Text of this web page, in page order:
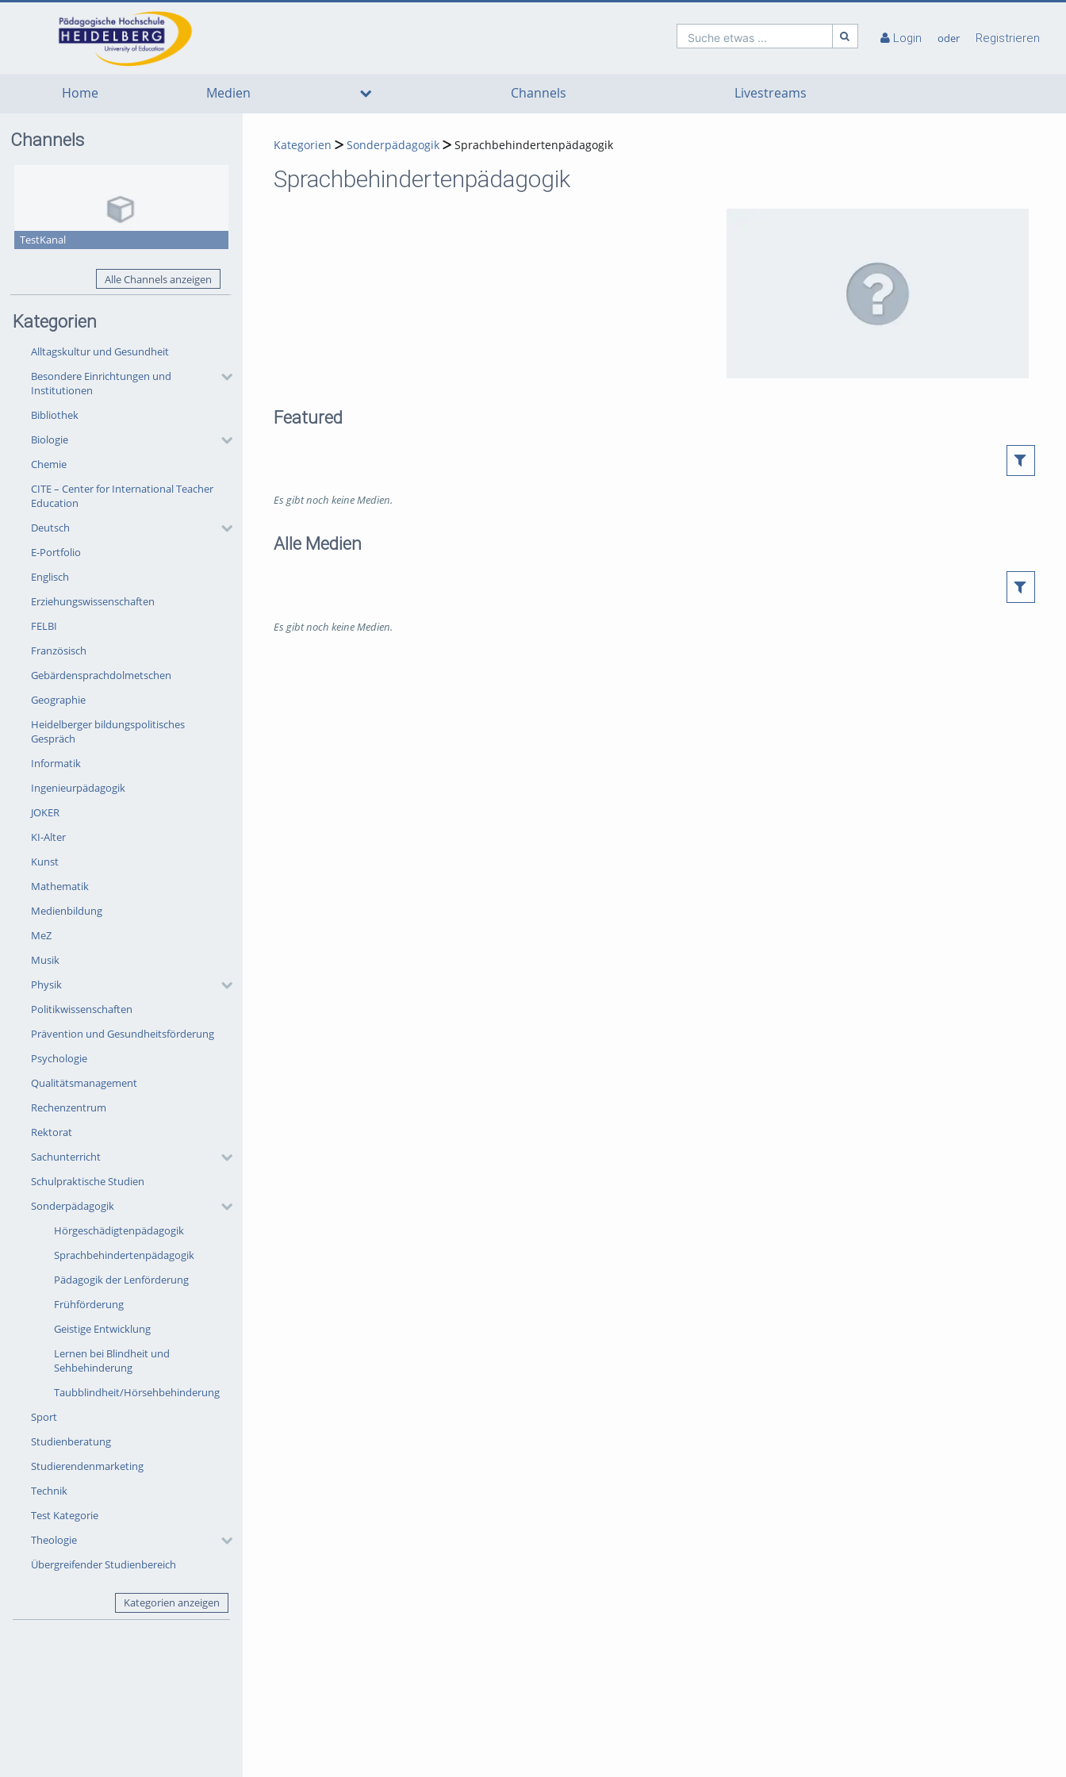
Suche etwas ... Login oder Registrieren
Home Medien Channels Livestreams
Channels
TestKanal
Alle Channels anzeigen
Kategorien
Alltagskultur und Gesundheit
Besondere Einrichtungen und
Institutionen
Bibliothek
Biologie
Chemie
CITE – Center for International Teacher
Education
Deutsch
E-Portfolio
Englisch
Erziehungswissenschaften
FELBI
Französisch
Gebärdensprachdolmetschen
Geographie
Heidelberger bildungspolitisches
Gespräch
Informatik
Ingenieurpädagogik
JOKER
KI-Alter
Kunst
Mathematik
Medienbildung
MeZ
Musik
Physik
Politikwissenschaften
Prävention und Gesundheitsförderung
Psychologie
Qualitätsmanagement
Rechenzentrum
Rektorat
Sachunterricht
Schulpraktische Studien
Sonderpädagogik
Hörgeschädigtenpädagogik
Sprachbehindertenpädagogik
Pädagogik der Lenförderung
Frühförderung
Geistige Entwicklung
Lernen bei Blindheit und
Sehbehinderung
Taubblindheit/Hörsehbehinderung
Sport
Studienberatung
Studierendenmarketing
Technik
Test Kategorie
Theologie
Übergreifender Studienbereich
Kategorien anzeigen
Kategorien Sonderpädagogik Sprachbehindertenpädagogik
Sprachbehindertenpädagogik
Featured
Es gibt noch keine Medien.
Alle Medien
Es gibt noch keine Medien.